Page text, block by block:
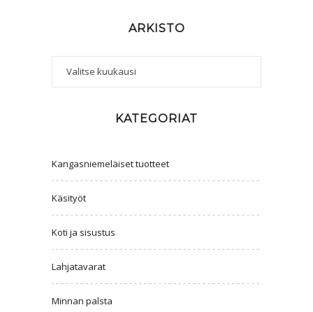
ARKISTO
Arkisto
KATEGORIAT
Kangasniemeläiset tuotteet
Käsityöt
Koti ja sisustus
Lahjatavarat
Minnan palsta